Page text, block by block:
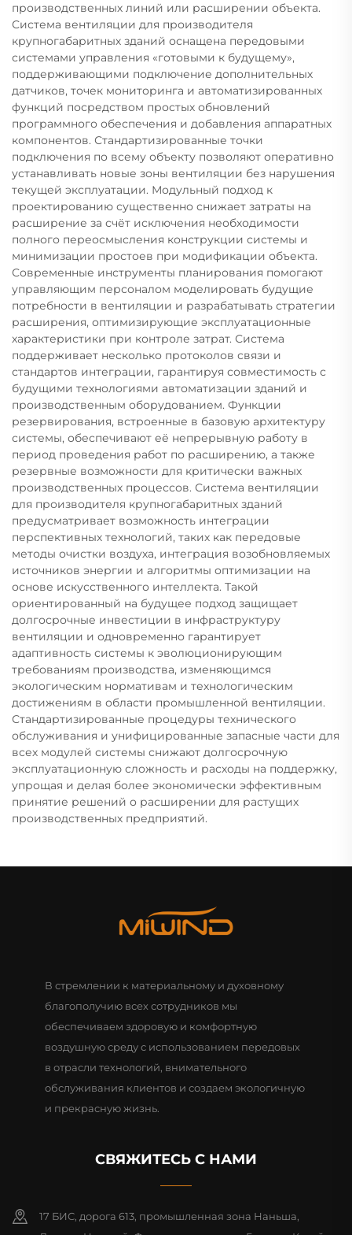
производственных линий или расширении объекта.
Система вентиляции для производителя
крупногабаритных зданий оснащена передовыми
системами управления «готовыми к будущему»,
поддерживающими подключение дополнительных
датчиков, точек мониторинга и автоматизированных
функций посредством простых обновлений
программного обеспечения и добавления аппаратных
компонентов. Стандартизированные точки
подключения по всему объекту позволяют оперативно
устанавливать новые зоны вентиляции без нарушения
текущей эксплуатации. Модульный подход к
проектированию существенно снижает затраты на
расширение за счёт исключения необходимости
полного переосмысления конструкции системы и
минимизации простоев при модификации объекта.
Современные инструменты планирования помогают
управляющим персоналом моделировать будущие
потребности в вентиляции и разрабатывать стратегии
расширения, оптимизирующие эксплуатационные
характеристики при контроле затрат. Система
поддерживает несколько протоколов связи и
стандартов интеграции, гарантируя совместимость с
будущими технологиями автоматизации зданий и
производственным оборудованием. Функции
резервирования, встроенные в базовую архитектуру
системы, обеспечивают её непрерывную работу в
период проведения работ по расширению, а также
резервные возможности для критически важных
производственных процессов. Система вентиляции
для производителя крупногабаритных зданий
предусматривает возможность интеграции
перспективных технологий, таких как передовые
методы очистки воздуха, интеграция возобновляемых
источников энергии и алгоритмы оптимизации на
основе искусственного интеллекта. Такой
ориентированный на будущее подход защищает
долгосрочные инвестиции в инфраструктуру
вентиляции и одновременно гарантирует
адаптивность системы к эволюционирующим
требованиям производства, изменяющимся
экологическим нормативам и технологическим
достижениям в области промышленной вентиляции.
Стандартизированные процедуры технического
обслуживания и унифицированные запасные части для
всех модулей системы снижают долгосрочную
эксплуатационную сложность и расходы на поддержку,
упрощая и делая более экономически эффективным
принятие решений о расширении для растущих
производственных предприятий.
В стремлении к материальному и духовному
благополучию всех сотрудников мы
обеспечиваем здоровую и комфортную
воздушную среду с использованием передовых
в отрасли технологий, внимательного
обслуживания клиентов и создаем экологичную
и прекрасную жизнь.
СВЯЖИТЕСЬ С НАМИ
17 БИС, дорога 613, промышленная зона Наньша,